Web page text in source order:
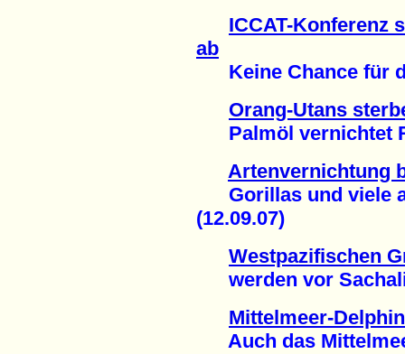
ICCAT-Konferenz
ab
Keine Chance für
Orang-Utans
Palmöl vernichtet
Artenvernichtung
Gorillas und viele
(12.09.07)
Westpazifischen
werden vor
Mittelmeer-
Auch das